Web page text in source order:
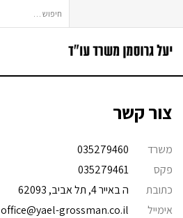
צור קשר
משרד
035279460
פקס
כתובת
ה באייר 4, תל אביב, 62093
אימייל
office@yael-grossman.co.il